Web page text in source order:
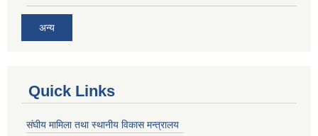
अन्य
Quick Links
संघीय मामिला तथा स्थानीय विकास मन्त्रालय